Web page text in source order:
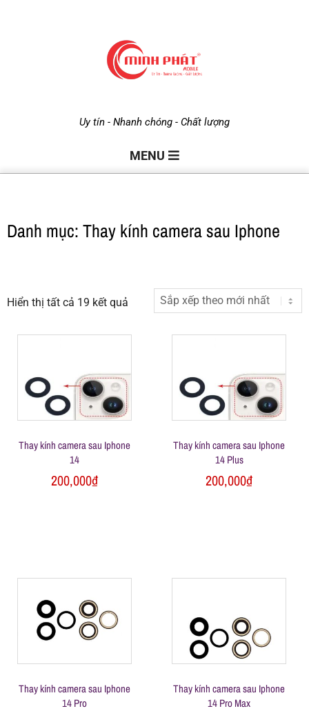
i
n
P
h
á
t
M
i
e
Uy tín - Nhanh chóng - Chất lượng
MENU
Danh mục: Thay kính camera sau Iphone
Hiển thị tất cả 19 kết quả
Thay kính camera sau Iphone
14
200,000₫
Thay kính camera sau Iphone
14 Plus
200,000₫
Thay kính camera sau Iphone
14 Pro
Thay kính camera sau Iphone
14 Pro Max